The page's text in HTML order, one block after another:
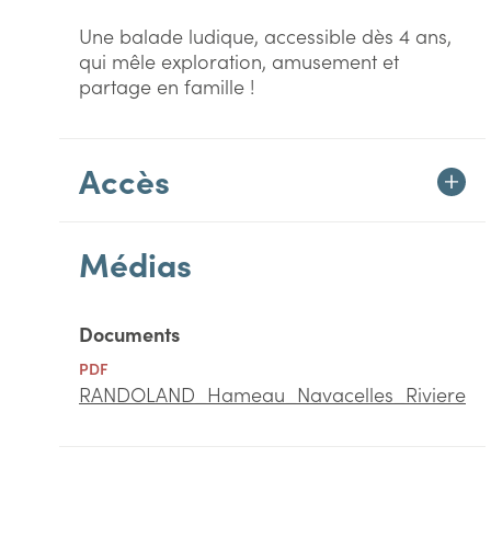
Une balade ludique, accessible dès 4 ans,
qui mêle exploration, amusement et
partage en famille !
Accès
Médias
Documents
PDF
RANDOLAND_Hameau_Navacelles_Riviere